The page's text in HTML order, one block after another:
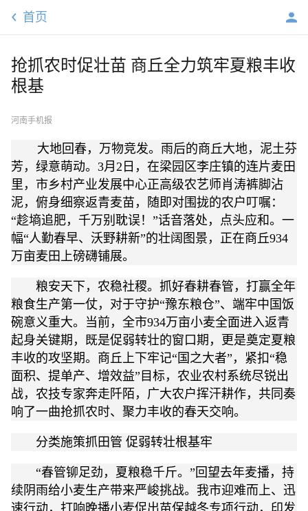
首页
抢抓农时促壮苗 商丘全力筑牢夏粮丰收
根基
河南手机报
大地回春，万物竞发。雨后的商丘大地，泥土芬
芳，绿意萌动。3月2日，在梁园区李庄镇的连片麦田
里，市乡村产业发展中心正高级农艺师肖涛裤脚沾
泥，俯身细察返青麦苗，随即对围拢的农户叮嘱：
“趁墒追肥，千万别耽误！”话音落处，点头应和。一
幅“人勤春早、沃野耕新”的壮阔图景，正在商丘934
万亩麦田上磅礴铺展。
粮安天下，农稳社稷。抓好春耕春管，打赢全年
粮食生产第一仗，对于守护“豫东粮仓”、端牢中国饭
碗意义重大。当前，全市934万亩小麦全面进入返青
起身关键期，既是促弱转壮的窗口期，更是奠定夏粮
丰收的攻坚期。商丘上下牢记“国之大者”，紧扣“稳
面积、提单产、增效益”目标，农业农村系统尽锐出
战，农技专家奔走阡陌，广大农户挥汗耕作，共同奏
响了一曲抢抓农时、聚力丰收的春天交响。
分类施策抓田管 促弱转壮根基牢
“春管铆足劲，夏粮稳千斤。”回望去年麦播，持
续阴雨给小麦生产带来严峻挑战。我市迎难而上、迅
速行动，打响晚播小麦促出苗保越冬专项行动，印发